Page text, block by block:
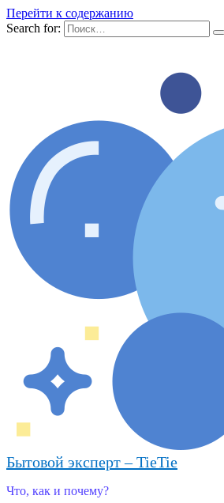
Перейти к содержанию
Search for:
Бытовой эксперт – TieTie
Что, как и почему?